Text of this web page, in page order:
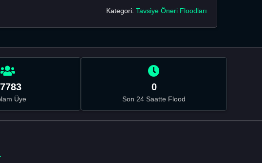
Kategori: Tavsiye Öneri Floodları
Üye
0
Son 24 Saatte Flood